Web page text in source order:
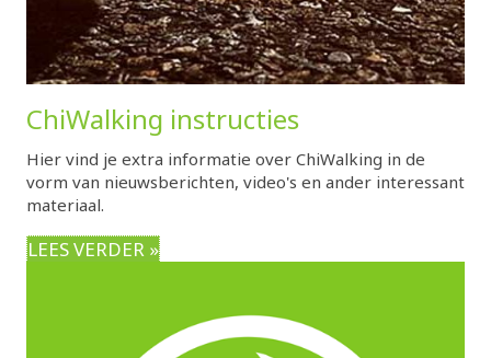
ChiWalking instructies
Hier vind je extra informatie over ChiWalking in de
vorm van nieuwsberichten, video's en ander interessant
materiaal.
LEES VERDER »